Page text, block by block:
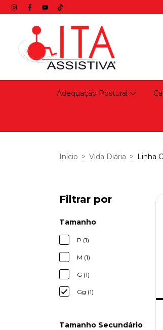
Adequação Postural
Início > Vida Diária > Linha
Filtrar por
Tamanho
P (1)
M (1)
G (1)
Gg (1)
Tamanho Secundário